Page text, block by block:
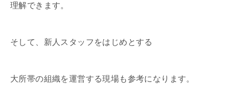
理解できます。
そして、新人スタッフをはじめとする
大所帯の組織を運営する現場も参考になります。